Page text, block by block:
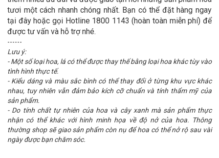
tươi một cách nhanh chóng nhất. Bạn có thể đặt hàng ngay
tại đây hoặc gọi Hotline 1800 1143 (hoàn toàn miễn phí) để
được tư vấn và hỗ trợ nhé.
------
Lưu ý:
- Một số loại hoa, lá có thể được thay thế bằng loại hoa khác tùy vào
tình hình thực tế.
- Kiểu dáng và màu sắc bình có thể thay đổi ở từng khu vực khác
nhau, tuy nhiên vẫn đảm bảo kích cỡ chuẩn và tính thẩm mỹ của
sản phẩm.
- Do tính chất tự nhiên của hoa và cây xanh mà sản phẩm thực
nhận có thể khác với hình minh họa về độ nở của hoa. Thông
thường shop sẽ giao sản phẩm còn nụ để hoa có thể nở rộ sau vài
ngày được bạn chăm sóc.